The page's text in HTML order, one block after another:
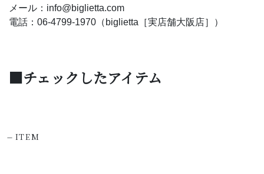
メール：info@biglietta.com
電話：06-4799-1970（biglietta［実店舗大阪店］）
■チェックしたアイテム
-ITEM